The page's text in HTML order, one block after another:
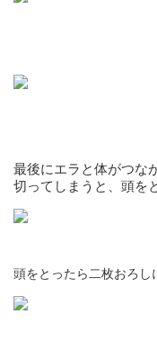
最後にエラと体がつな
切ってしまうと、頭を
頭をとったら二枚おろし